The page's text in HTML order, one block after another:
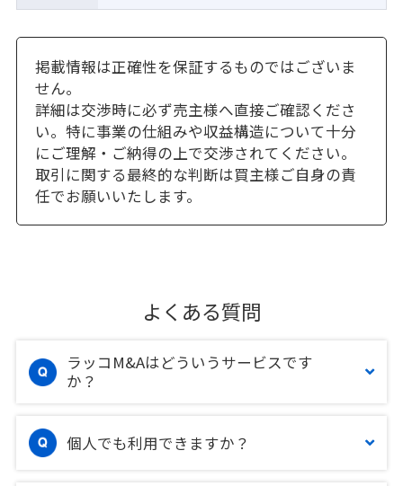
掲載情報は正確性を保証するものではございま
せん。
詳細は交渉時に必ず売主様へ直接ご確認くださ
い。特に事業の仕組みや収益構造について十分
にご理解・ご納得の上で交渉されてください。
取引に関する最終的な判断は買主様ご自身の責
任でお願いいたします。
よくある質問
ラッコM&Aはどういうサービスです
か？
個人でも利用できますか？